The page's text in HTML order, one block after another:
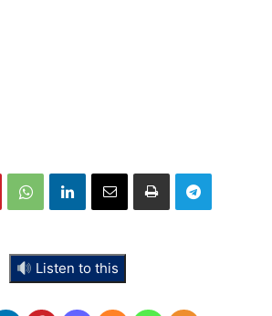
Listen to this